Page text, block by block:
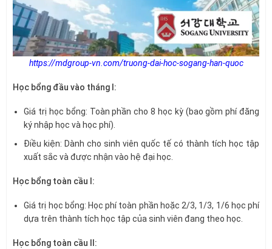
https://mdgroup-vn.com/truong-dai-hoc-sogang-han-quoc
Học bổng đầu vào tháng I:
Giá trị học bổng: Toàn phần cho 8 học kỳ (bao gồm phí đăng
ký nhập học và học phí).
Điều kiện: Dành cho sinh viên quốc tế có thành tích học tập
xuất sắc và được nhận vào hệ đại học.
Học bổng toàn cầu I:
Giá trị học bổng: Học phí toàn phần hoặc 2/3, 1/3, 1/6 học phí
dựa trên thành tích học tập của sinh viên đang theo học.
Học bổng toàn cầu II: